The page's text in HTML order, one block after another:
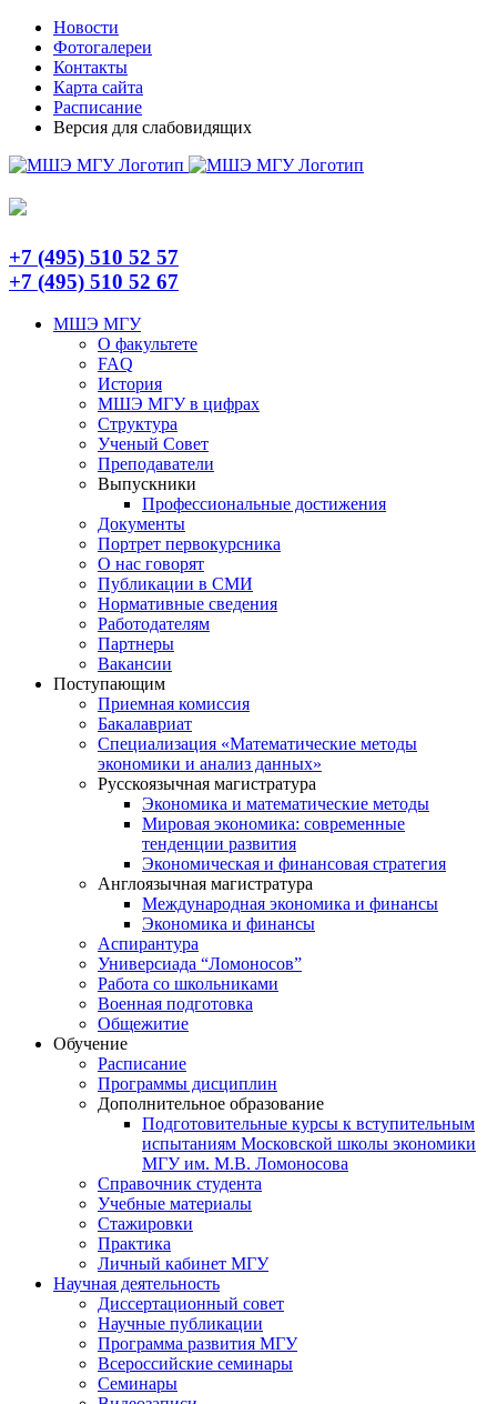
Skip
content
TelegramНовости
Фотогалереи
Контакты
Карта сайта
Расписание
Версия для слабовидящих
+7 (495) 510 52 57
+7 (495) 510 52 67
МШЭ МГУ
О факультете
FAQ
История
МШЭ МГУ в цифрах
Структура
Ученый Совет
Преподаватели
Выпускники
Профессиональные достижения
Документы
Портрет первокурсника
О нас говорят
Публикации в СМИ
Нормативные сведения
Работодателям
Партнеры
Вакансии
Поступающим
Приемная комиссия
Бакалавриат
Специализация «Математические методы
экономики и анализ данных»
Русскоязычная магистратура
Экономика и математические методы
Мировая экономика: современные
тенденции развития
Экономическая и финансовая стратегия
Англоязычная магистратура
Международная экономика и финансы
Экономика и финансы
Аспирантура
Универсиада “Ломоносов”
Работа со школьниками
Военная подготовка
Общежитие
Обучение
Расписание
Программы дисциплин
Дополнительное образование
Подготовительные курсы к вступительным
испытаниям Московской школы экономики
МГУ им. М.В. Ломоносова
Справочник студента
Учебные материалы
Стажировки
Практика
Личный кабинет МГУ
Научная деятельность
Диссертационный совет
Научные публикации
Программа развития МГУ
Всероссийские семинары
Семинары